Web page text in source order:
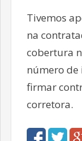
Tivemos
na
cobertura
número de
firmar
corretora.